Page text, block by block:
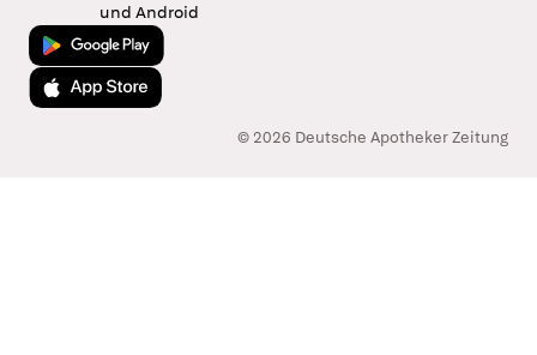
und Android
Jetzt bei Google Play
Laden im App Store
© 2026 Deutsche Apotheker Zeitung